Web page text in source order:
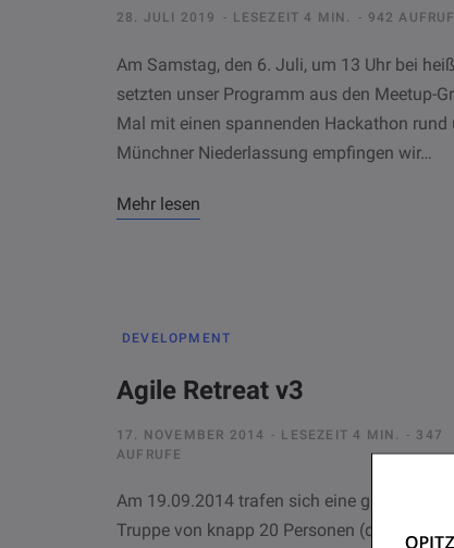
28. JULI 2019 LESEZEIT 4 MIN. 942
Am Samstag, den 6. Juli, um 13 Uhr bei
setzten unser Programm aus den Meetup-
Mal mit einen spannenden Hackathon
Münchner Niederlassung empfingen wir…
Mehr lesen
DEVELOPMENT
Agile Retreat v3
17. NOVEMBER 2014 LESEZEIT 4 MIN.
347
AUFRUFE
Am 19.09.2014 trafen sich eine gut
Truppe von knapp 20 Personen (darunter